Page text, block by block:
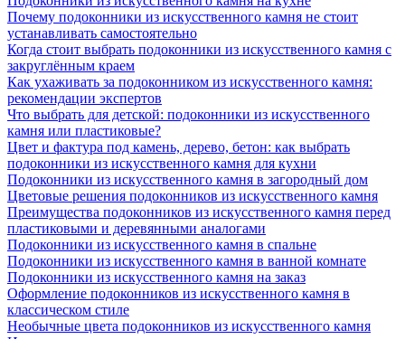
Почему подоконники из искусственного камня не стоит
устанавливать самостоятельно
Когда стоит выбрать подоконники из искусственного камня с
закруглённым краем
Как ухаживать за подоконником из искусственного камня:
рекомендации экспертов
Что выбрать для детской: подоконники из искусственного
камня или пластиковые?
Цвет и фактура под камень, дерево, бетон: как выбрать
подоконники из искусственного камня для кухни
Подоконники из искусственного камня в загородный дом
Цветовые решения подоконников из искусственного камня
Преимущества подоконников из искусственного камня перед
пластиковыми и деревянными аналогами
Подоконники из искусственного камня в спальне
Подоконники из искусственного камня в ванной комнате
Подоконники из искусственного камня на заказ
Оформление подоконников из искусственного камня в
классическом стиле
Необычные цвета подоконников из искусственного камня